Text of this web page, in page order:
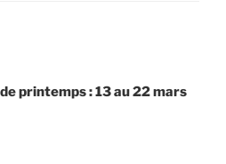
printemps : 13 au 22 mars